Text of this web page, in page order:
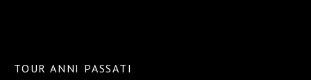
TOUR ANNI PASSATI